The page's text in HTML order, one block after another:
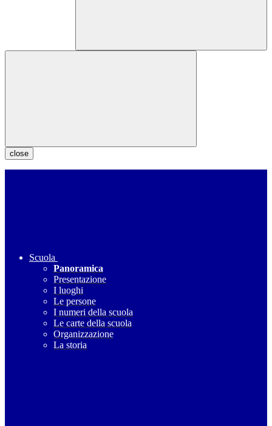
close
Scuola
Panoramica
Presentazione
I luoghi
Le persone
I numeri della scuola
Le carte della scuola
Organizzazione
La storia